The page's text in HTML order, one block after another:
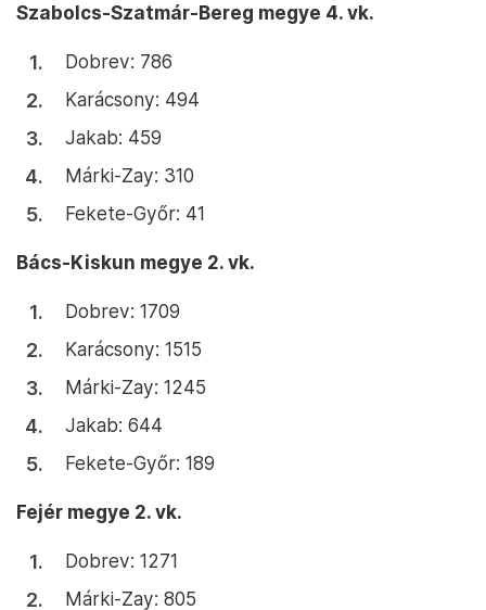
Szabolcs-Szatmár-Bereg megye 4. vk.
Dobrev: 786
Karácsony: 494
Jakab: 459
Márki-Zay: 310
Fekete-Győr: 41
Bács-Kiskun megye 2. vk.
Dobrev: 1709
Karácsony: 1515
Márki-Zay: 1245
Jakab: 644
Fekete-Győr: 189
Fejér megye 2. vk.
Dobrev: 1271
Márki-Zay: 805